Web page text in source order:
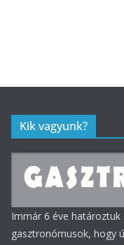
Kik vagyunk?
Immár 6 éve
gasztronómusok, hogy